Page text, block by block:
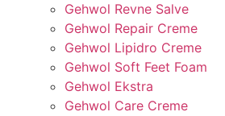
Gehwol Revne Salve
Gehwol Repair Creme
Gehwol Lipidro Creme
Gehwol Soft Feet Foam
Gehwol Ekstra
Gehwol Care Creme